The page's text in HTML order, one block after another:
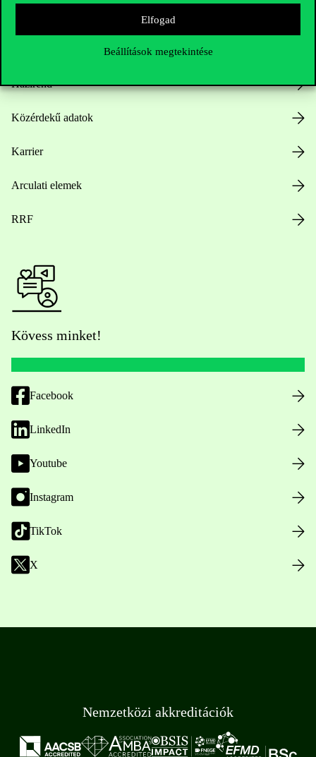
Elfogad
Beállítások megtekintése
Házirend
Közérdekű adatok
Karrier
Arculati elemek
RRF
Kövess minket!
Facebook
LinkedIn
Youtube
Instagram
TikTok
X
Nemzetközi akkreditációk